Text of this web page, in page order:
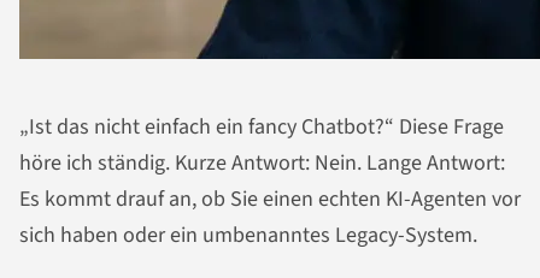
„Ist das nicht einfach ein fancy Chatbot?“ Diese Frage
höre ich ständig. Kurze Antwort: Nein. Lange Antwort:
Es kommt drauf an, ob Sie einen echten KI-Agenten vor
sich haben oder ein umbenanntes Legacy-System.